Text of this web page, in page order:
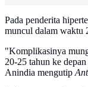
Pada penderita
muncul dalam waktu
"Komplikasinya
20-25 tahun ke
Anindia mengutip